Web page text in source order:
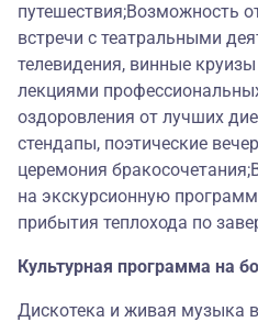
путешествия;Возможность
встречи с театральными
телевидения, винные
лекциями
оздоровления от лучших
стендапы, поэтические
церемония
на экскурсионную
прибытия теплохода по
Культурная программа на
Дискотека и живая музыка